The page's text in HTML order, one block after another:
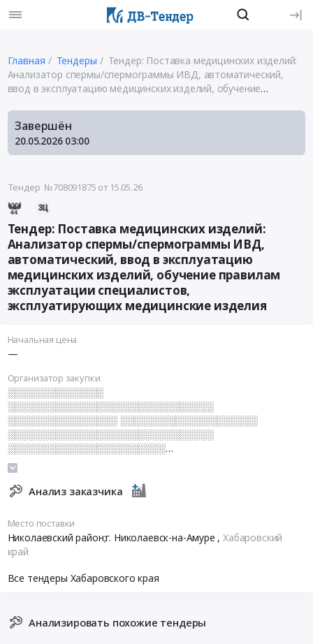
Главная Тендеры
Тендер: Поставка медицинских изделий:
Анализатор спермы/спермограммы ИВД, автоматический,
ввод в эксплуатацию медицинских изделий, обучение
медицинские изделия
Завершён
20.05.2026 03:00
Тендер №708091875 от 15.05.26
Тендер: Поставка медицинских изделий:
Анализатор спермы/спермограммы ИВД,
автоматический, ввод в эксплуатацию
медицинских изделий, обучение правилам
эксплуатации специалистов,
эксплуатирующих медицинские изделия
Начальная цена
—
Организатор закупки
░░░░░░░░░░░░░░
░░░░░░░░░░░░░░░░░░░░░░░░░░░░░░
░░░░░░░░░░░░░░░░ ░░░░░░░░░░░░░░░░░░░░
░░░░░░░░░░░░░░░░░░░░░░░░░░░░░░
░░░░░░░░░░░░░░░░░░░░░░░
░░░░░░░░░░░ ░░░░░░░░░░░░░░░░░░░░░░░░
░░░░░░░░░░░░░░░░░░░░░░░░░░░░░░
Анализ заказчика
Место поставки
Николаевский район;г. Николаевск-на-Амуре ,Хабаровский
край
Все тендеры Хабаровского края
Анализировать похожие тендеры